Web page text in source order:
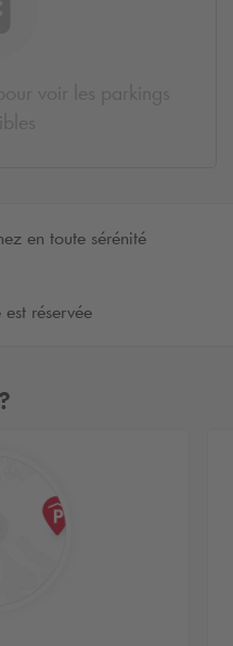
en toute sérénité
réservée